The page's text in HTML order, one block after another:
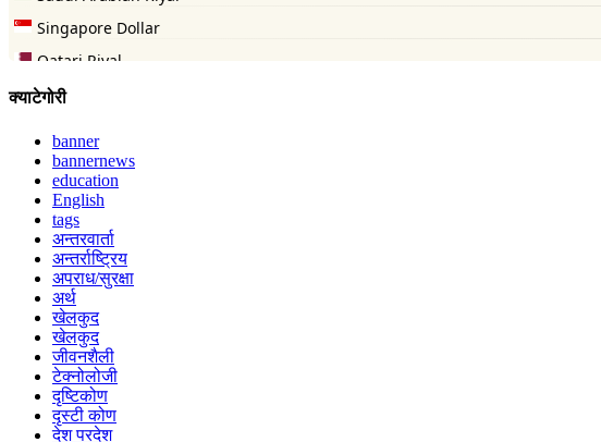
क्याटेगोरी
banner
bannernews
education
English
tags
अन्तरवार्ता
अन्तर्राष्ट्रिय
अपराध/सुरक्षा
अर्थ
खेलकुद
खेलकुद
जीवनशैली
टेक्नोलोजी
दृष्टिकोण
दृस्टी कोण
देश परदेश